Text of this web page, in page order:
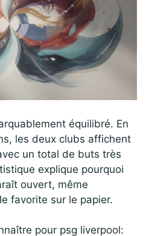
équilibré. En
les deux clubs affichent
un total de buts très
explique pourquoi
ouvert, même
favorite sur le papier.
pour psg liverpool: